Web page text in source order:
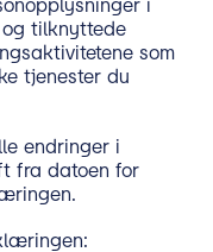
i
tilknyttede
som
tjenester du
endringer i
fra datoen for